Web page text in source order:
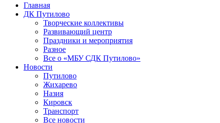
Главная
ДК Путилово
Творческие коллективы
Развивающий центр
Праздники и мероприятия
Разное
Все о «МБУ СДК Путилово»
Новости
Путилово
Жихарево
Назия
Кировск
Транспорт
Все новости